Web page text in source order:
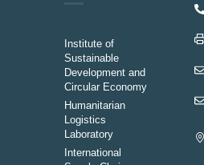
Institute of
Sustainable
Development and
Circular Economy
Humanitarian
Logistics
Laboratory
International